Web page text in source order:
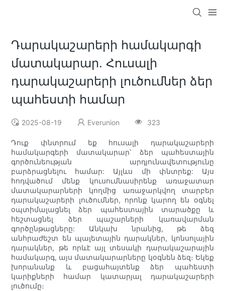
Դարակաշարերի համակարգի
մատակարար. Հուսալի
դարակաշարերի լուծումներ ձեր
պահեստի համար
2025-08-19 Everunion 323
Դուք փնտրում եք հուսալի դարակաշարերի
համակարգերի մատակարար՝ ձեր պահեստային
գործունեության արդյունավետությունը
բարձրացնելու համար: Այլևս մի փնտրեք: Այս
հոդվածում մենք կուսումնասիրենք առաջատար
մատակարարների կողմից առաջարկվող տարբեր
դարակաշարերի լուծումներ, որոնք կարող են օգնել
օպտիմալացնել ձեր պահեստային տարածքը և
հեշտացնել ձեր պաշարների կառավարման
գործընթացները: Անկախ նրանից, թե ձեզ
անհրաժեշտ են պալետային դարակներ, կոնսոլային
դարակներ, թե որևէ այլ տեսակի դարակաշարային
համակարգ, այս մատակարարները կօգնեն ձեզ։ Եկեք
խորանանք և բացահայտենք ձեր պահեստի
կարիքների համար կատարյալ դարակաշարերի
լուծումը։